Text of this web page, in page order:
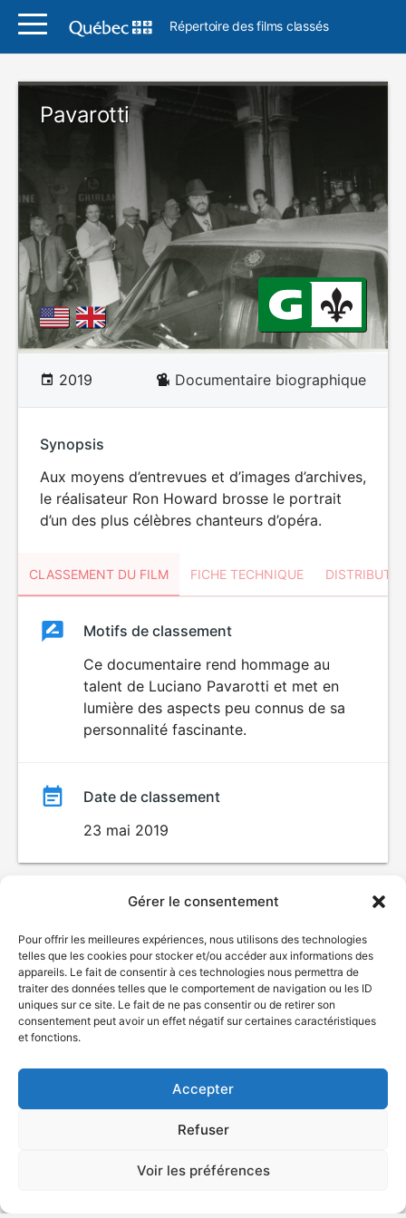
Gérer le consentement
Pour offrir les meilleures expériences, nous utilisons des technologies
telles que les cookies pour stocker et/ou accéder aux informations des
appareils. Le fait de consentir à ces technologies nous permettra de
traiter des données telles que le comportement de navigation ou les ID
uniques sur ce site. Le fait de ne pas consentir ou de retirer son
consentement peut avoir un effet négatif sur certaines caractéristiques
et fonctions.
Accepter
Refuser
Voir les préférences
Répertoire des films classés
Pavarotti
2019 Documentaire biographique
Synopsis
Aux moyens d’entrevues et d’images d’archives,
le réalisateur Ron Howard brosse le portrait
d’un des plus célèbres chanteurs d’opéra.
CLASSEMENT DU FILM FICHE TECHNIQUE
ClassementClassement
Motifs de classement
Ce documentaire rend hommage au
talent de Luciano Pavarotti et met en
lumière des aspects peu connus de sa
personnalité fascinante.
Date de classement
23 mai 2019
© Gouvernement du Québec, 2026
Nous joindre
Plan du site
Accessibilité
Accès à l'information
Politique de confidentialité